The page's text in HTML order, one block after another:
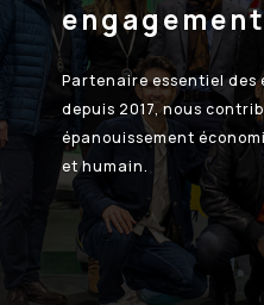
engagement
Partenaire essentiel des
depuis 2017, nous
épanouissement
et humain.